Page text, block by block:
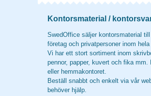
Kontorsmaterial /
SwedOffice säljer kontorsmaterial
företag och privatpersoner inom
Vi har ett stort sortiment inom
pennor, papper, kuvert och fika
eller hemmakontoret.
Beställ snabbt och enkelt via vår
behöver hjälp.